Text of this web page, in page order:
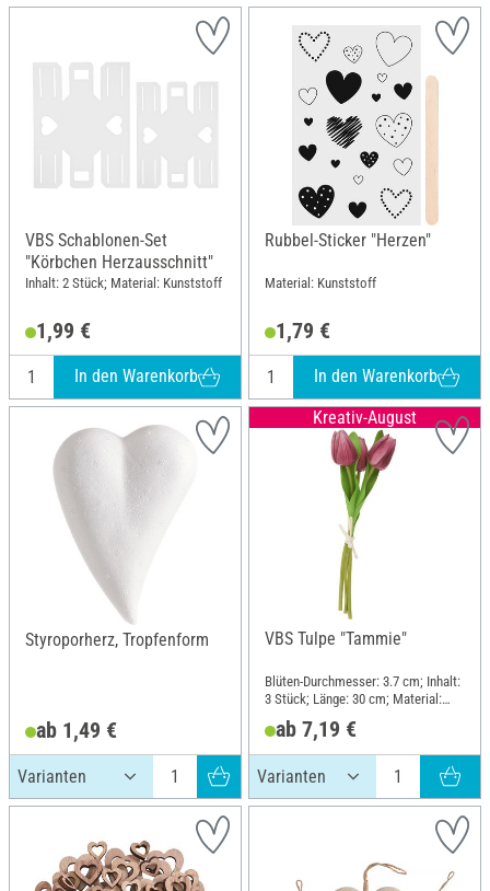
VBS Schablonen-Set
"Körbchen Herzausschnitt"
Inhalt: 2 Stück; Material: Kunststoff
1,99 €
In den Warenkorb
Rubbel-Sticker "Herzen"
Material: Kunststoff
1,79 €
In den Warenkorb
Styroporherz, Tropfenform
ab 1,49 €
Kreativ-August
VBS Tulpe "Tammie"
Blüten-Durchmesser: 3.7 cm; Inhalt:
3 Stück; Länge: 30 cm; Material:
Kunststoff, Moosgummi
ab 7,19 €